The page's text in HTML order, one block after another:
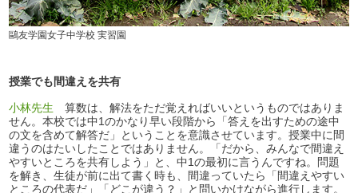
鷗友学園女子中学校 実習園
授業でも間違えを共有
小林先生 算数は、解法をただ覚えればいいというものではありま
せん。本校では中1のかなり早い段階から「答えを出すための途中
の文を含めて解答だ」ということを意識させています。授業中に間
違うのはたいしたことではありません。「だから、みんなで間違え
やすいところを共有しよう」と、中1の最初に言うんですね。問題
を解き、生徒が前に出て書く時も、間違っていたら「間違えやすい
ところの代表だ」「どこが違う？」と問いかけながら進行します。